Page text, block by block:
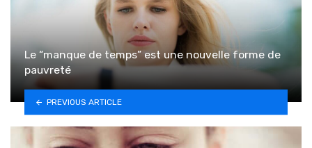
Le “manque de temps” est une nouvelle forme de
pauvreté
PREVIOUS ARTICLE